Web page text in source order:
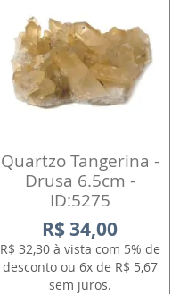
Quartzo Tangerina -
Drusa 6.5cm -
ID:5275
R$ 34,00
R$ 32,30 à vista com 5% de
desconto ou 6x de R$ 5,67
sem juros.